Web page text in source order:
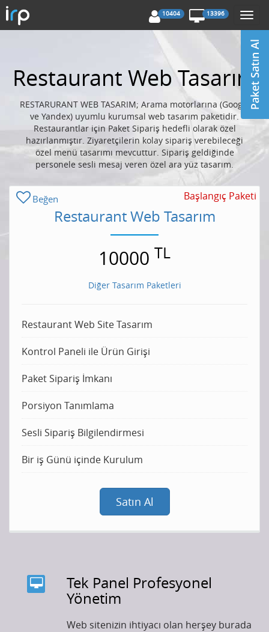
10404 13396
Restaurant Web Tasarım
RESTARURANT WEB TASARIM; Arama motorlarına (Google
ve Yandex) uyumlu kurumsal web tasarım paketidir.
Restaurantlar için Paket Sipariş hedefli olarak özel
hazırlanmıştır. Ziyaretçilerin kolay sipariş verebileceği
özel menü tasarımı mevcuttur. Sipariş geldiğinde
personele sesli mesaj veren özel ara yüz tasarım.
Beğen Başlangıç Paketi
Restaurant Web Tasarım
10000 TL
Diğer Tasarım Paketleri
Restaurant Web Site Tasarım
Kontrol Paneli ile Ürün Girişi
Paket Sipariş İmkanı
Porsiyon Tanımlama
Sesli Sipariş Bilgilendirmesi
Bir iş Günü içinde Kurulum
Satın Al
Tek Panel Profesyonel
Yönetim
Web sitenizin ihtiyacı olan herşey burada